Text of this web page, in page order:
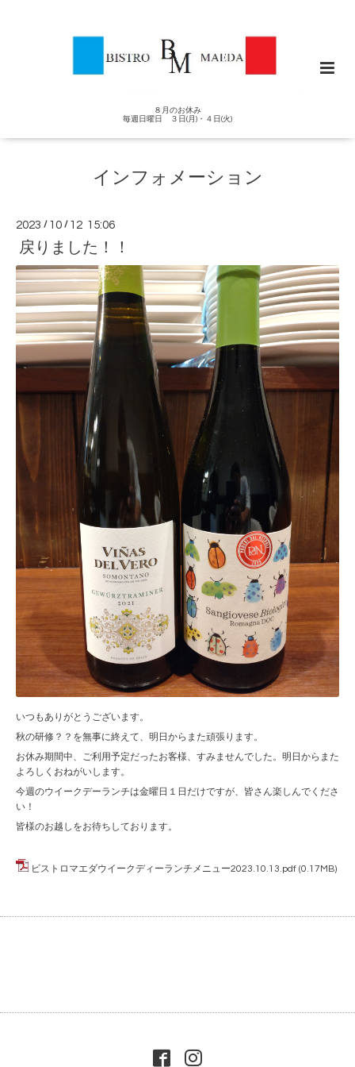
８月のお休み
毎週日曜日 ３日(月)・４日(火)
インフォメーション
2023 / 10 / 12 15:06
戻りました！！
いつもありがとうございます。
秋の研修？？を無事に終えて、明日からまた頑張ります。
お休み期間中、ご利用予定だったお客様、すみませんでした。明日からまた
よろしくおねがいします。
今週のウイークデーランチは金曜日１日だけですが、皆さん楽しんでくださ
い！
皆様のお越しをお待ちしております。
ビストロマエダウイークディーランチメニュー2023.10.13.pdf (0.17MB)